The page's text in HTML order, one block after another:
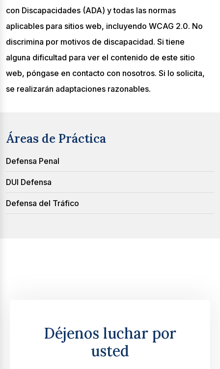
con Discapacidades (ADA) y todas las normas
aplicables para sitios web, incluyendo WCAG 2.0. No
discrimina por motivos de discapacidad. Si tiene
alguna dificultad para ver el contenido de este sitio
web, póngase en contacto con nosotros. Si lo solicita,
se realizarán adaptaciones razonables.
Áreas de Práctica
Defensa Penal
DUI Defensa
Defensa del Tráfico
Déjenos luchar por
usted